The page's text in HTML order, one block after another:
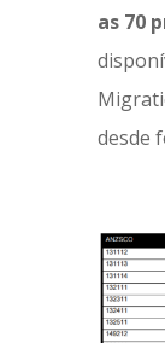
as 70
desde